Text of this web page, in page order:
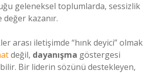
geleneksel toplumlarda, sessizlik
kazanır.
arası iletişimde “hınk deyici” olmak
değil, dayanışma göstergesi
Bir liderin sözünü destekleyen,